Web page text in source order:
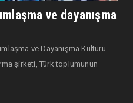
ve dayanışma
ve Dayanışma Kültürü
şirketi, Türk toplumunun